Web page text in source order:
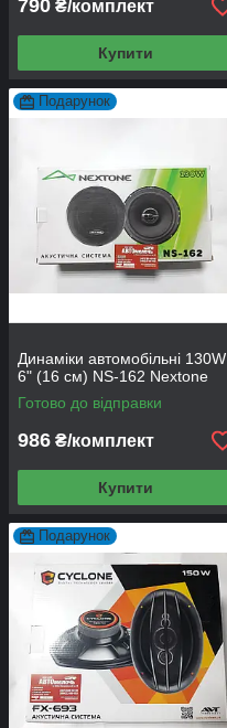
790 ₴/комплект
Купити
Подарунок
Динаміки автомобільні 130W
6" (16 см) NS-162 Nextone
Готово до відправки
986 ₴/комплект
Купити
Подарунок